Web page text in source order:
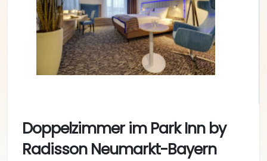
Doppelzimmer im Park Inn by
Radisson Neumarkt-Bayern